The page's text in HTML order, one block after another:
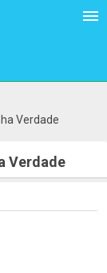
Verdade
Verdade